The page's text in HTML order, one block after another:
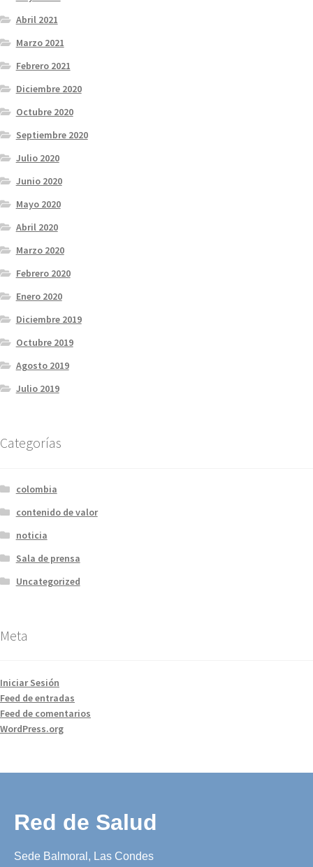
Abril 2021
Marzo 2021
Febrero 2021
Diciembre 2020
Octubre 2020
Septiembre 2020
Julio 2020
Junio 2020
Mayo 2020
Abril 2020
Marzo 2020
Febrero 2020
Enero 2020
Diciembre 2019
Octubre 2019
Agosto 2019
Julio 2019
Categorías
colombia
contenido de valor
noticia
Sala de prensa
Uncategorized
Meta
Iniciar Sesión
Feed de entradas
Feed de comentarios
WordPress.org
Red de Salud
Sede Balmoral, Las Condes